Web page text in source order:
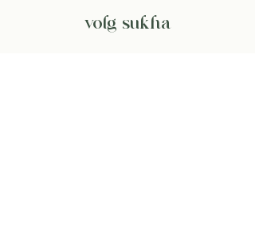
volg sukha